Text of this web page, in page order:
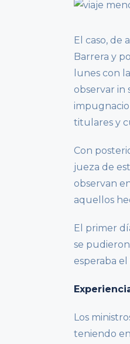
El caso, de
Barrera y
lunes con
observar in
titulares y
Con
jueza de
observan
aquellos
El primer
se
esperaba
Los
teniendo